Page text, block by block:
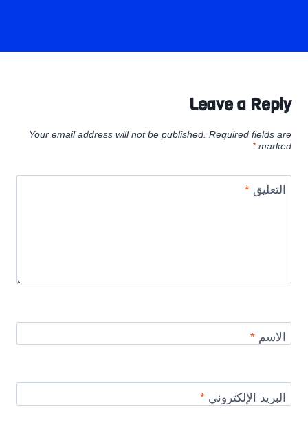
Leave a Reply
Your email address will not be published. Required fields are
marked
*
التعليق*
الاسم*
البريد الإلكتروني*